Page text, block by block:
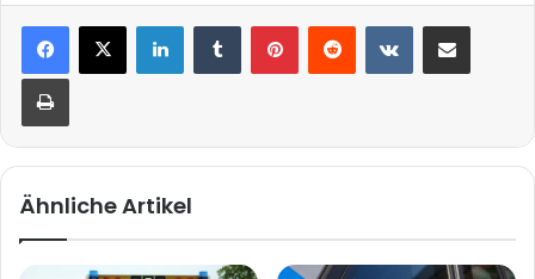
LinkedInTumblr PinterestReddit VKontakteTeile per E-Mail
Drucken
Ähnliche Artikel